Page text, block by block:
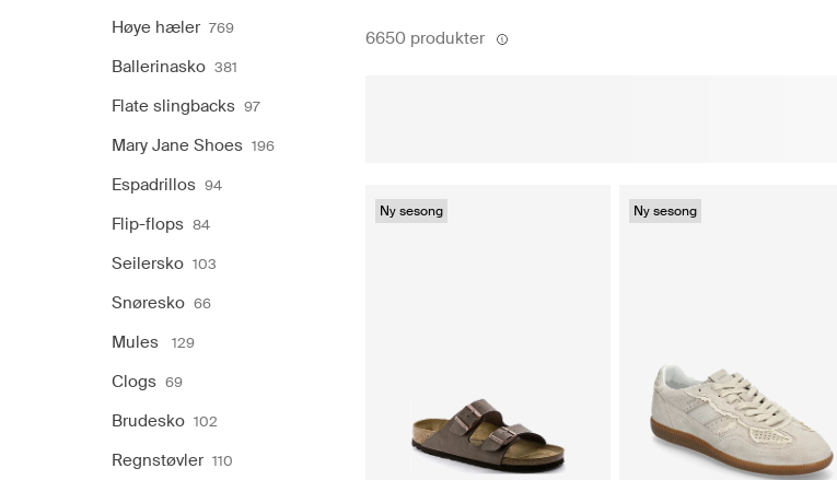
Høye hæler 769
Ballerinasko 381
Flate slingbacks 97
Mary Jane Shoes 196
Espadrillos 94
Flip-flops 84
Seilersko 103
Snøresko 66
Mules 129
Clogs 69
Brudesko 102
Regnstøvler 110
6650 produkter
Ny sesong Ny sesong